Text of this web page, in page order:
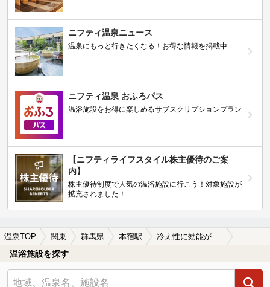
ニフティ温泉ニュース
温泉にもっと行きたくなる！お得な情報を掲載中
ニフティ温泉 おふろパス
温浴施設をお得に楽しめるサブスクリプションプラン
【ニフティライフスタイル株主優待のご案
内】
株主優待制度で人気の温浴施設に行こう！対象施設が
拡充されました！
温泉TOP 関東 群馬県 本宿駅 冷え性に効能がある本宿駅近くの温泉、日帰り温泉、スーパー銭湯おすすめ
温浴施設を探す